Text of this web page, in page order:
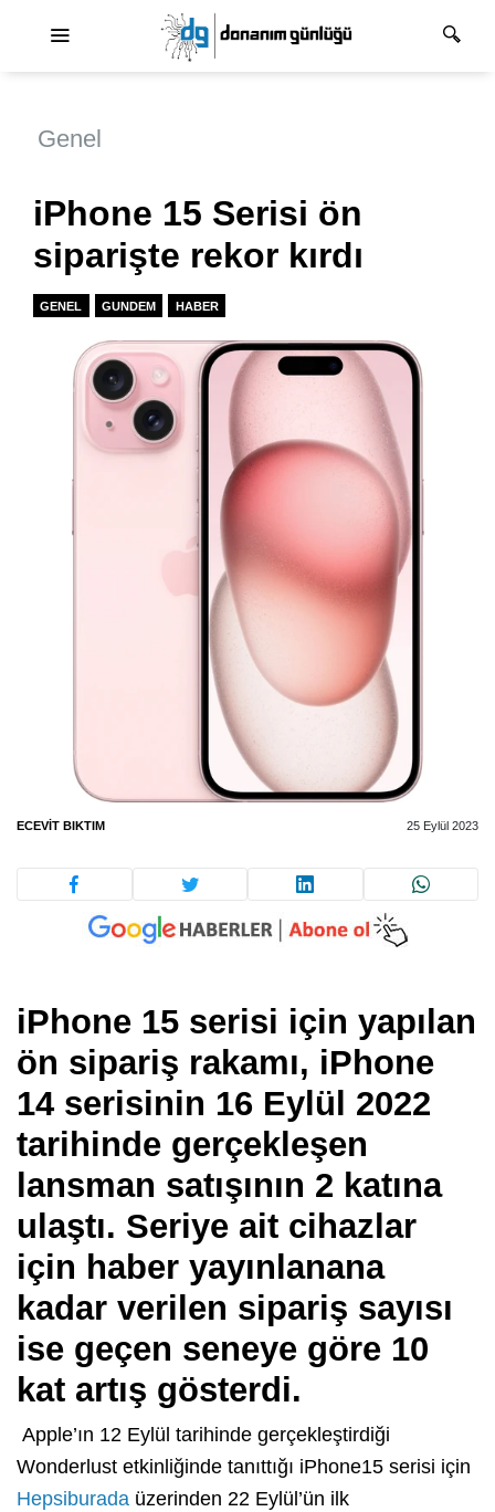
Genel
iPhone 15 Serisi ön
siparişte rekor kırdı
GENEL GUNDEM HABER
ECEVIT BIKTIM 25 Eylül 2023
iPhone 15 serisi için yapılan
ön sipariş rakamı, iPhone
14 serisinin 16 Eylül 2022
tarihinde gerçekleşen
lansman satışının 2 katına
ulaştı. Seriye ait cihazlar
için haber yayınlanana
kadar verilen sipariş sayısı
ise geçen seneye göre 10
kat artış gösterdi.
Apple’ın 12 Eylül tarihinde gerçekleştirdiği
Wonderlust etkinliğinde tanıttığı iPhone15 serisi için
Hepsiburada üzerinden 22 Eylül’ün ilk